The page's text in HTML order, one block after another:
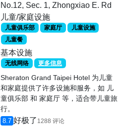
No.12, Sec. 1, Zhongxiao E. Rd
儿童/家庭设施
儿童俱乐部 家庭厅
儿童设施
儿童餐
基本设施
无线网络 更多信息
Sheraton Grand Taipei Hotel 为儿童
和家庭提供了许多设施和服务，如 儿
童俱乐部 和 家庭厅 等，适合带儿童旅
行。
8.7 好极了 1288 评论